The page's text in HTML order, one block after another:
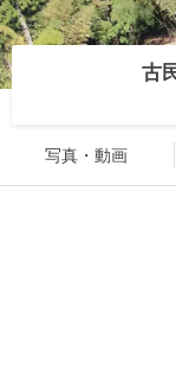
古
写真・動画